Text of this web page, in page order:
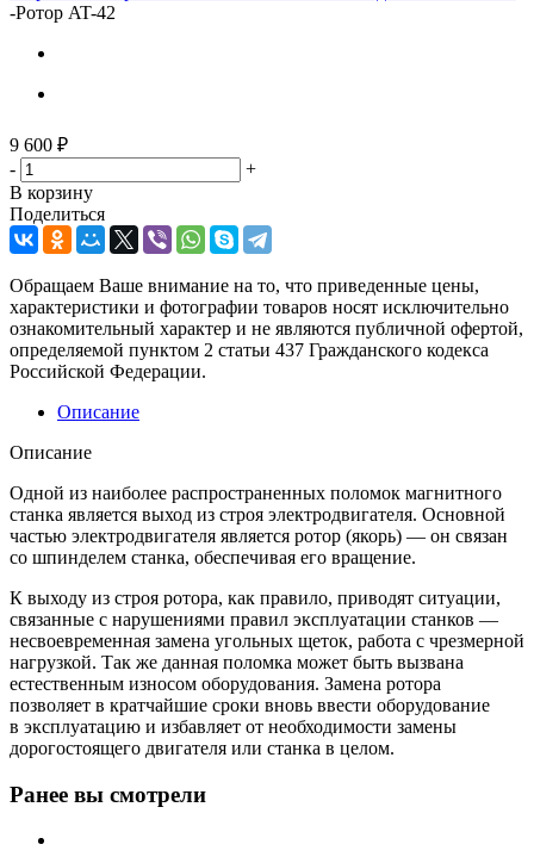
-Ротор AT-42
9 600 ₽
-
+
В корзину
Поделиться
Обращаем Ваше внимание на то, что приведенные цены,
характеристики и фотографии товаров носят исключительно
ознакомительный характер и не являются публичной офертой,
определяемой пунктом 2 статьи 437 Гражданского кодекса
Российской Федерации.
Описание
Описание
Одной из наиболее распространенных поломок магнитного
станка является выход из строя электродвигателя. Основной
частью электродвигателя является ротор (якорь) — он связан
со шпинделем станка, обеспечивая его вращение.
К выходу из строя ротора, как правило, приводят ситуации,
связанные с нарушениями правил эксплуатации станков —
несвоевременная замена угольных щеток, работа с чрезмерной
нагрузкой. Так же данная поломка может быть вызвана
естественным износом оборудования. Замена ротора
позволяет в кратчайшие сроки вновь ввести оборудование
в эксплуатацию и избавляет от необходимости замены
дорогостоящего двигателя или станка в целом.
Ранее вы смотрели